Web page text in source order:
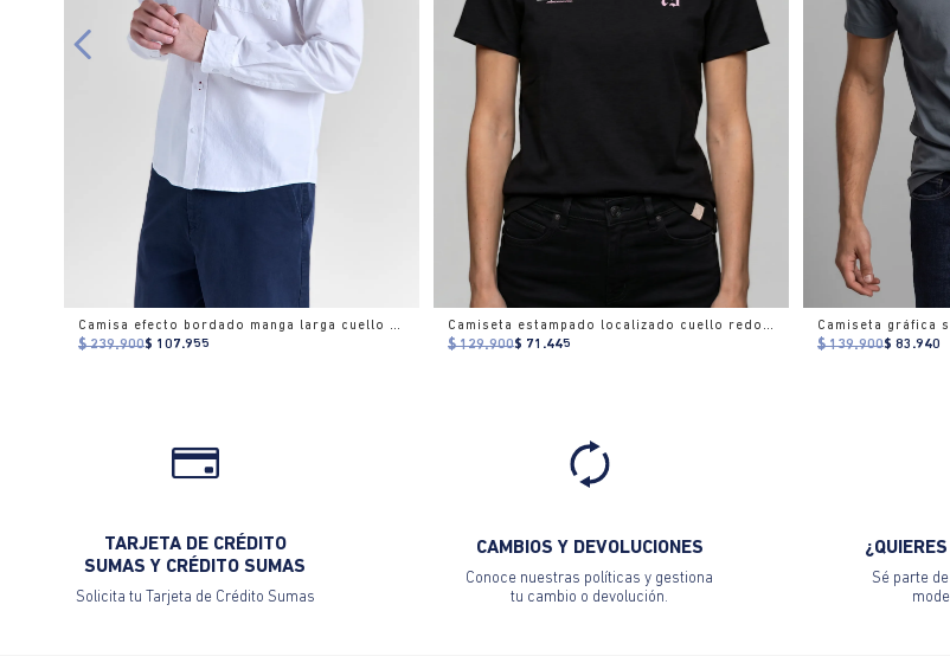
Camisa efecto bordado manga larga cuello camisero para hombre
$ 239.900$ 107.955
Camiseta estampado localizado cuello redondo para mujer
$ 129.900$ 71.445 $ 139.900$ 83.940
TARJETA DE CRÉDITO
SUMAS Y CRÉDITO SUMAS
Solicita tu Tarjeta de Crédito Sumas
CAMBIOS Y DEVOLUCIONES
Conoce nuestras políticas y gestiona
tu cambio o devolución.
Sé parte